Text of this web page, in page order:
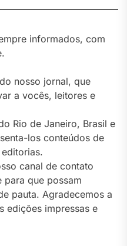
informados, com
nosso jornal, que
a vocês, leitores e
Rio de Janeiro, Brasil e
los conteúdos de
canal de contato
para que possam
pauta. Agradecemos a
edições impressas e